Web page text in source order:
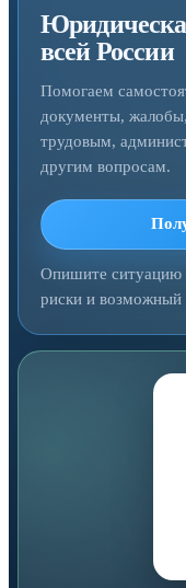
всей России
Помогаем
документы,
трудовым,
другим вопросам.
Опишите ситуацию
риски и возможный